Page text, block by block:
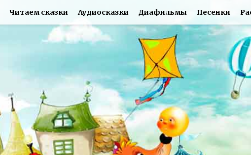
Читаем сказки Аудиосказки Диафильмы Песенки